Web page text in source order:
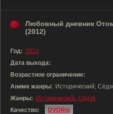
Любовный дневник
(2012)
Год: 2012
Дата выхода:
Возрастное ограничение:
Аниме жанры: Исторический,
Жанры: Исторический, Сёдзё
Качество:
DVDRip